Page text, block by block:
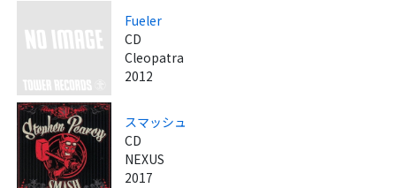
Fueler
CD
Cleopatra
2012
スマッシュ
CD
NEXUS
2017